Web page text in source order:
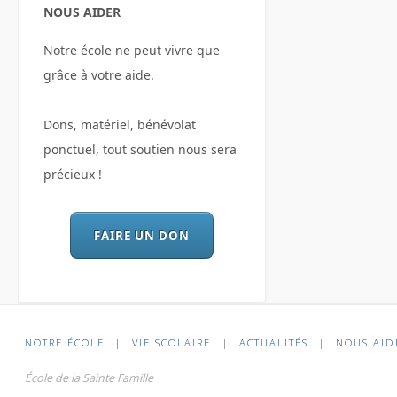
NOUS AIDER
Notre école ne peut vivre que
grâce à votre aide.
Dons, matériel, bénévolat
ponctuel, tout soutien nous sera
précieux !
FAIRE UN DON
NOTRE ÉCOLE | VIE SCOLAIRE | ACTUALITÉS | NOUS
École de la Sainte Famille